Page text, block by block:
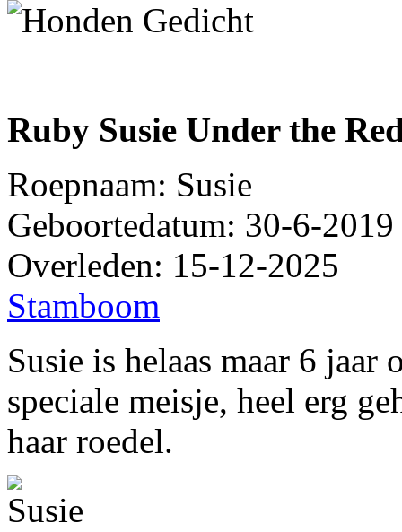
Ruby Susie Under the
Roepnaam: Susie
Geboortedatum: 30-6-2019
Overleden: 15-12-2025
Stamboom
Susie is helaas maar 6 jaar
speciale meisje, heel erg
haar roedel.